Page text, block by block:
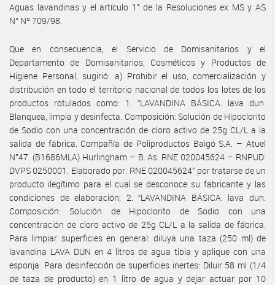
Aguas lavandinas y el artículo 1° de la Resoluciones ex MS y AS
N° Nº 709/98.
Que en consecuencia, el Servicio de Domisanitarios y el
Departamento de Domisanitarios, Cosméticos y Productos de
Higiene Personal, sugirió: a) Prohibir el uso, comercialización y
distribución en todo el territorio nacional de todos los lotes de los
productos rotulados como: 1. “LAVANDINA BÁSICA. lava dun.
Blanquea, limpia y desinfecta. Composición: Solución de Hipoclorito
de Sodio con una concentración de cloro activo de 25g CL/L a la
salida de fábrica. Compañía de Poliproductos Baigó S.A. – Atuel
N°47. (B1686MLA) Hurlingham – B. As. RNE 020045624 – RNPUD:
DVPS 0250001. Elaborado por: RNE 020045624” por tratarse de un
producto ilegítimo para el cual se desconoce su fabricante y las
condiciones de elaboración; 2. “LAVANDINA BÁSICA. lava dun.
Composición: Solución de Hipoclorito de Sodio con una
concentración de cloro activo de 25g CL/L a la salida de fábrica.
Para limpiar superficies en general: diluya una taza (250 ml) de
lavandina LAVA DUN en 4 litros de agua tibia y aplique con una
esponja. Para desinfección de superficies inertes: Diluir 58 ml (1/4
de taza de producto) en 1 litro de agua y dejar actuar por 10